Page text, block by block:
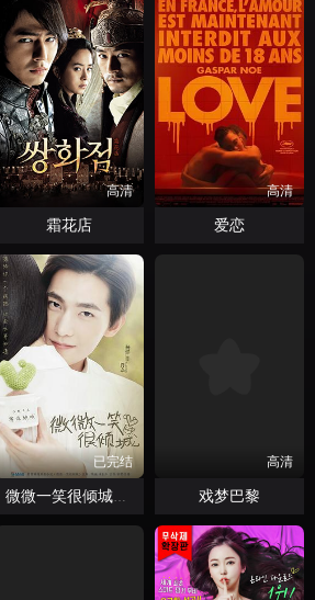
高清
霜花店
高清
爱恋
已完结
微微一笑很倾城2016
高清
戏梦巴黎